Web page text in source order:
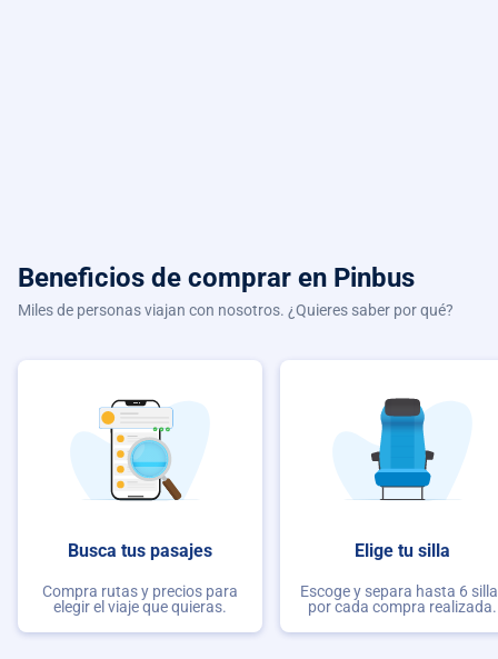
Beneficios de comprar en Pinbus
Miles de personas viajan con nosotros. ¿Quieres saber por qué?
Busca tus pasajes
Compra rutas y precios para
elegir el viaje que quieras.
Elige tu silla
Escoge y separa hasta 6
por cada compra realizada.